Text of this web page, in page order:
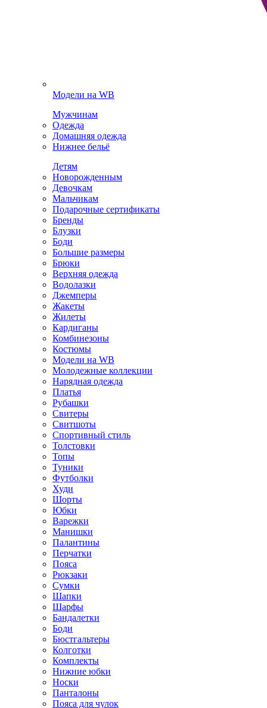
Модели на WB
Мужчинам
Одежда
Домашняя одежда
Нижнее бельё
Детям
Новорожденным
Девочкам
Мальчикам
Подарочные сертификаты
Бренды
Блузки
Боди
Большие размеры
Брюки
Верхняя одежда
Водолазки
Джемперы
Жакеты
Жилеты
Кардиганы
Комбинезоны
Костюмы
Модели на WB
Молодежные коллекции
Нарядная одежда
Платья
Рубашки
Свитеры
Свитшоты
Спортивный стиль
Толстовки
Топы
Туники
Футболки
Худи
Шорты
Юбки
Варежки
Манишки
Палантины
Перчатки
Пояса
Рюкзаки
Сумки
Шапки
Шарфы
Бандалетки
Боди
Бюстгальтеры
Колготки
Комплекты
Нижние юбки
Носки
Панталоны
Поясa для чулок